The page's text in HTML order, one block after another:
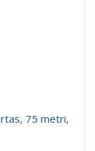
75 metri,